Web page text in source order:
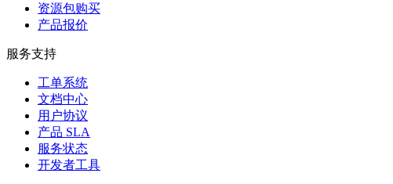
资源包购买
产品报价
服务支持
工单系统
文档中心
用户协议
产品 SLA
服务状态
开发者工具